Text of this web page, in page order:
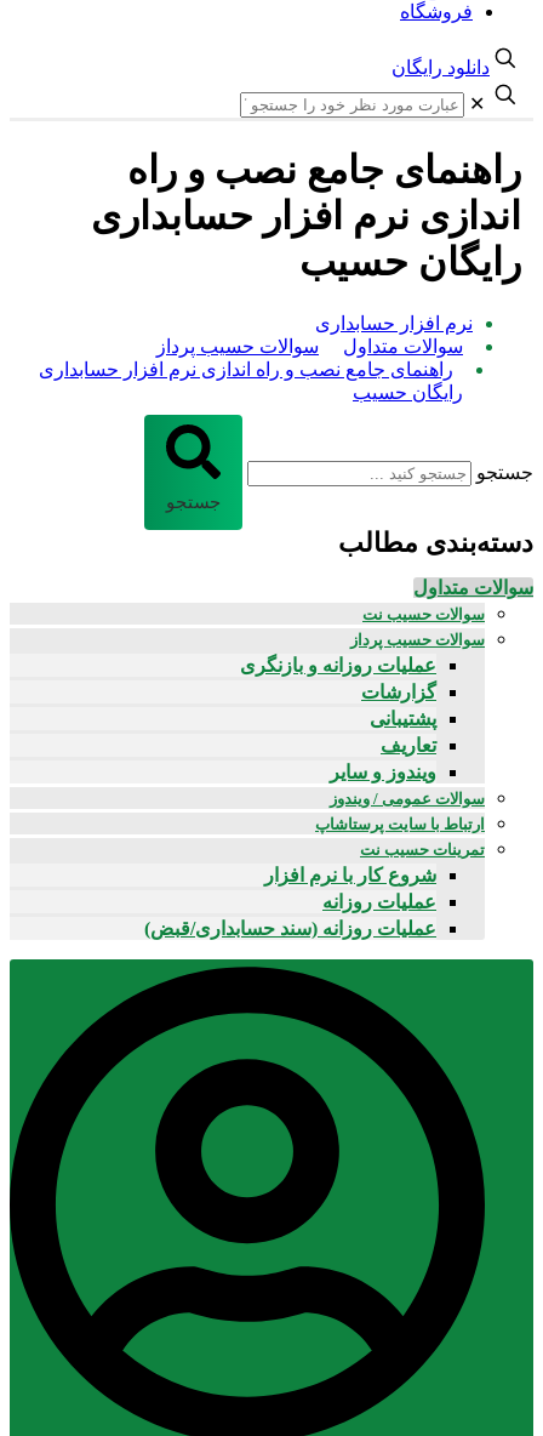
فروشگاه
دانلود رایگان
✕
راهنمای جامع نصب و راه
اندازی نرم افزار حسابداری
رایگان حسیب
نرم افزار حسابداری
سوالات متداول
سوالات حسیب پرداز
راهنمای جامع نصب و راه اندازی نرم افزار حسابداری
رایگان حسیب
جستجو
جستجو
دسته‌بندی مطالب
سوالات متداول
سوالات حسیب نت
سوالات حسیب پرداز
عملیات روزانه و بازنگری
گزارشات
پشتیبانی
تعاریف
ویندوز و سایر
سوالات عمومی / ویندوز
ارتباط با سایت پرستاشاپ
تمرینات حسیب نت
شروع کار با نرم افزار
عملیات روزانه
عملیات روزانه (سند حسابداری/قبض)